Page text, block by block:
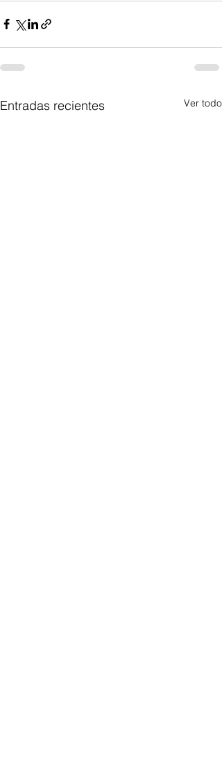
Entradas recientes Ver todo